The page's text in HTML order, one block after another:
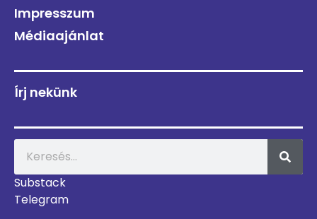
Impresszum
Médiaajánlat
Írj nekünk
Substack
Telegram